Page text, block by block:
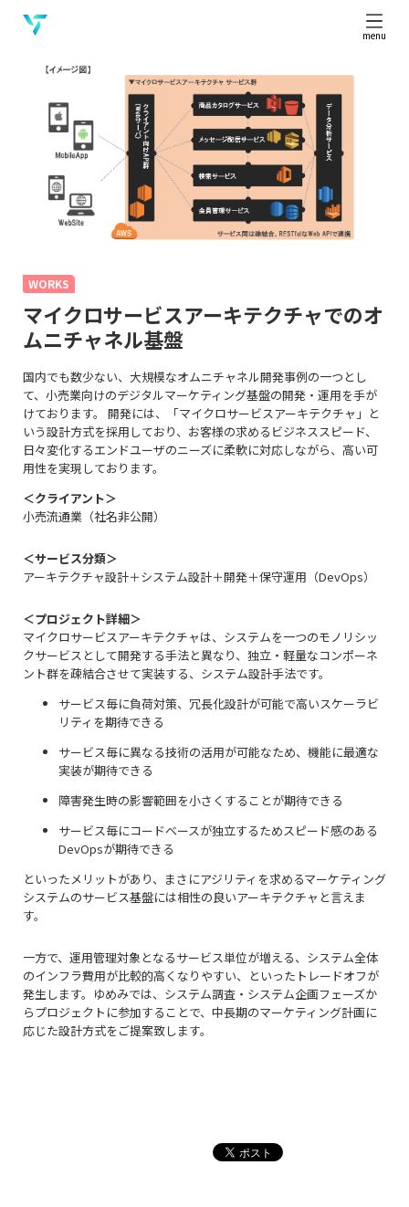
menu
WORKS
マイクロサービスアーキテクチャでのオ
ムニチャネル基盤
国内でも数少ない、大規模なオムニチャネル開発事例の一つとし
て、小売業向けのデジタルマーケティング基盤の開発・運用を手が
けております。 開発には、「マイクロサービスアーキテクチャ」と
いう設計方式を採用しており、お客様の求めるビジネススピード、
日々変化するエンドユーザのニーズに柔軟に対応しながら、高い可
用性を実現しております。
＜クライアント＞
小売流通業（社名非公開）
＜サービス分類＞
アーキテクチャ設計＋システム設計＋開発＋保守運用（DevOps）
＜プロジェクト詳細＞
マイクロサービスアーキテクチャは、システムを一つのモノリシッ
クサービスとして開発する手法と異なり、独立・軽量なコンポーネ
ント群を疎結合させて実装する、システム設計手法です。
サービス毎に負荷対策、冗長化設計が可能で高いスケーラビ
リティを期待できる
サービス毎に異なる技術の活用が可能なため、機能に最適な
実装が期待できる
障害発生時の影響範囲を小さくすることが期待できる
サービス毎にコードベースが独立するためスピード感のある
DevOpsが期待できる
といったメリットがあり、まさにアジリティを求めるマーケティング
システムのサービス基盤には相性の良いアーキテクチャと言えま
す。
一方で、運用管理対象となるサービス単位が増える、システム全体
のインフラ費用が比較的高くなりやすい、といったトレードオフが
発生します。ゆめみでは、システム調査・システム企画フェーズか
らプロジェクトに参加することで、中長期のマーケティング計画に
応じた設計方式をご提案致します。